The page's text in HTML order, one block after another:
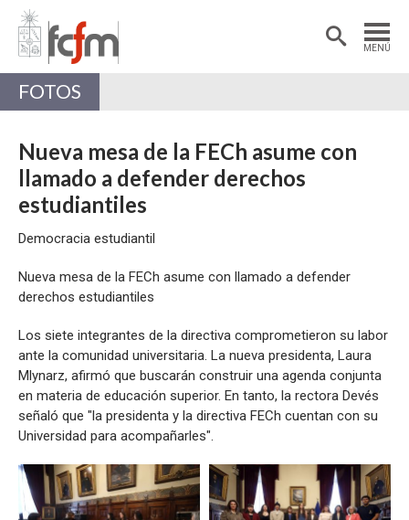
MENÚ
Estudiantes
Académicas/os
FOTOS
Nueva mesa de la FECh asume con
llamado a defender derechos
estudiantiles
Democracia estudiantil
Nueva mesa de la FECh asume con llamado a defender
derechos estudiantiles
Los siete integrantes de la directiva comprometieron su labor
ante la comunidad universitaria. La nueva presidenta, Laura
Mlynarz, afirmó que buscarán construir una agenda conjunta
en materia de educación superior. En tanto, la rectora Devés
señaló que "la presidenta y la directiva FECh cuentan con su
Universidad para acompañarles".
Zoom Zoom